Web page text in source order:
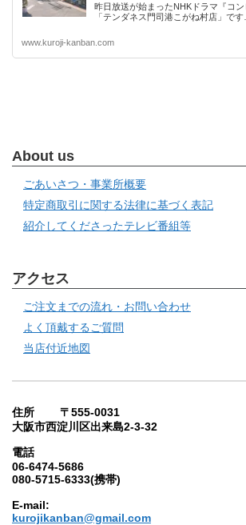
昨日放送が始まったNHKドラマ『コ
「テンダネス門司港こがね村店」です
www.kuroji-kanban.com
About us
ごあいさつ・事業所概要
特定商取引に関する法律に基づく表記
紹介してくださったテレビ番組等
アクセス
ご注文までの流れ・お問い合わせ
よく頂戴するご質問
当店付近地図
住所 〒555-0031
大阪市西淀川区出来島2-3-32
電話
06-6474-5686
080-5715-6333(携帯)
E-mail:
kurojikanban@gmail.com